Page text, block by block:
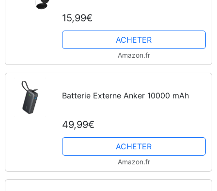
15,99€
ACHETER
Amazon.fr
Batterie Externe Anker 10000 mAh
49,99€
ACHETER
Amazon.fr